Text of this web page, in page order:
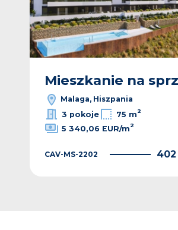
Mieszkanie na
Malaga, Hiszpania
3 pokoje
75 m2
5 340,06 EUR/m2
CAV-MS-2202 402